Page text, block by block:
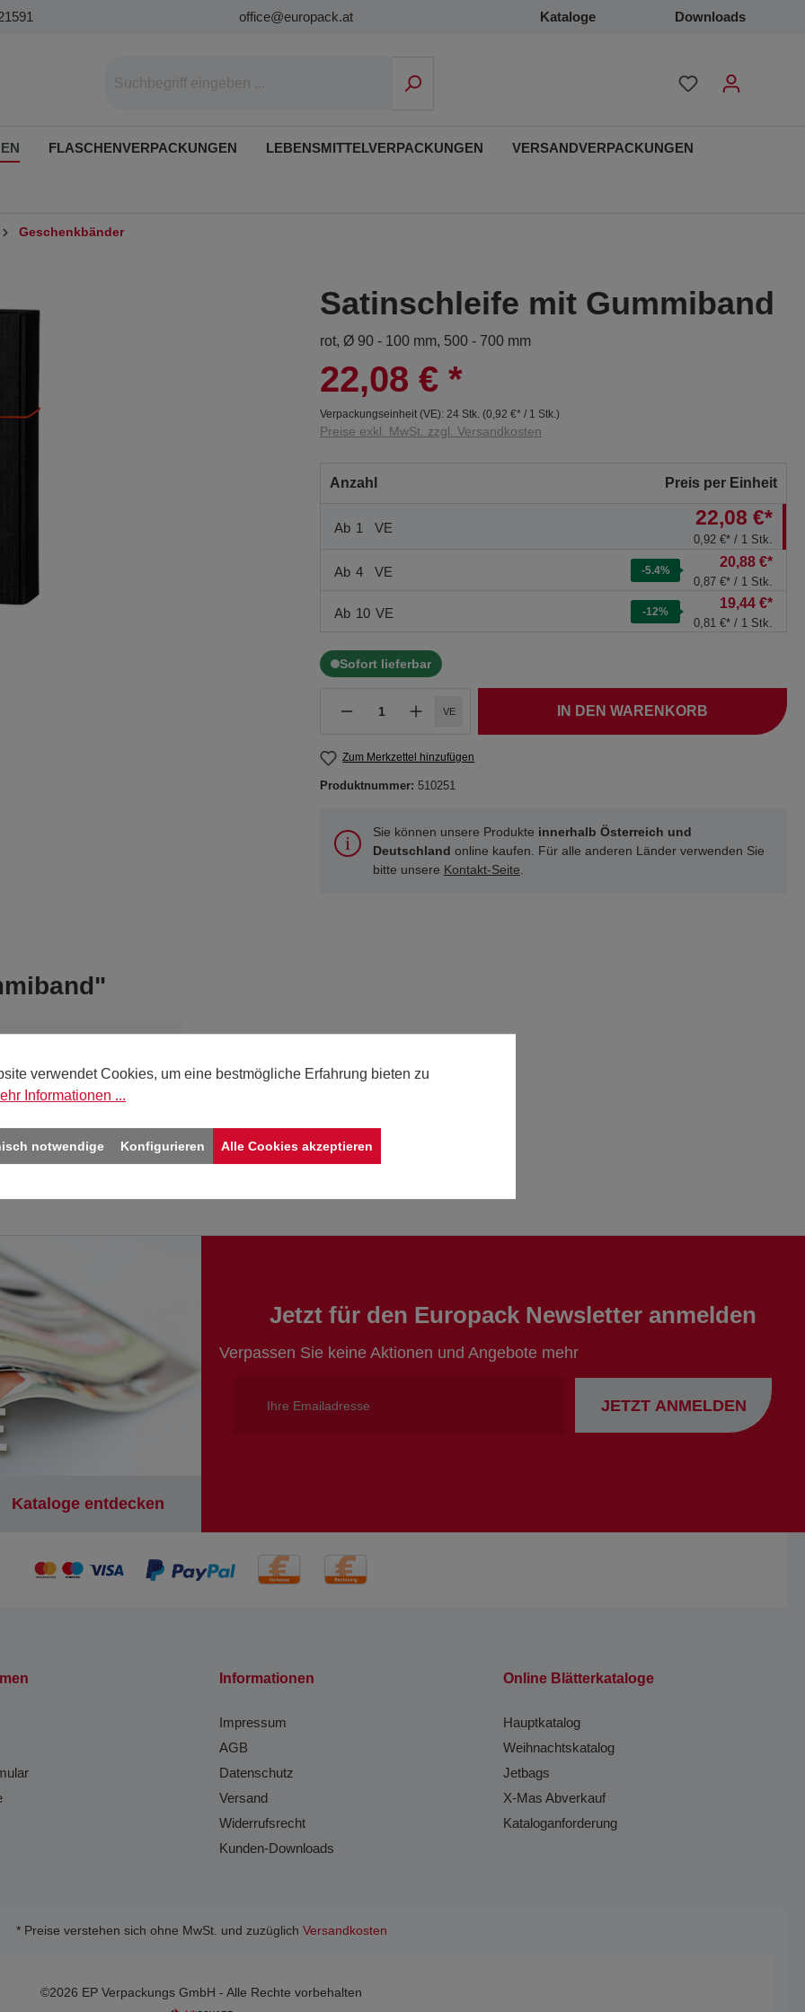
office@europack.at Kataloge Downloads
FLASCHENVERPACKUNGEN LEBENSMITTELVERPACKUNGEN VERSANDVERPACKUNGEN
Geschenkbänder
Satinschleife mit Gummiband
rot, Ø 90 - 100 mm, 500 - 700 mm
22,08 € *
Verpackungseinheit (VE): 24 Stk. (0,92 €* / 1 Stk.)
Preise exkl. MwSt. zzgl. Versandkosten
Anzahl Preis per Einheit
Ab 1 VE 22,08 €*
0,92 €* / 1 Stk.
Ab 4 VE -5.4%
20,88 €*
0,87 €* / 1 Stk.
Ab 10 VE -12%
19,44 €*
0,81 €* / 1 Stk.
Sofort lieferbar
VE IN DEN WARENKORB
Zum Merkzettel hinzufügen
Produktnummer: 510251
Sie können unsere Produkte innerhalb Österreich und
Deutschland online kaufen. Für alle anderen Länder verwenden Sie
bitte unsere Kontakt-Seite.
Kataloge entdecken
Jetzt für den Europack Newsletter anmelden
Verpassen Sie keine Aktionen und Angebote mehr
JETZT ANMELDEN
Informationen
Impressum
AGB
Datenschutz
Versand
Widerrufsrecht
Kunden-Downloads
Online Blätterkataloge
Hauptkatalog
Weihnachtskatalog
Jetbags
X-Mas Abverkauf
Kataloganforderung
* Preise verstehen sich ohne MwSt. und zuzüglich Versandkosten
©2026 EP Verpackungs GmbH - Alle Rechte vorbehalten
verwendet Cookies, um eine bestmögliche Erfahrung bieten zu
Informationen ...
notwendige Konfigurieren Alle Cookies akzeptieren